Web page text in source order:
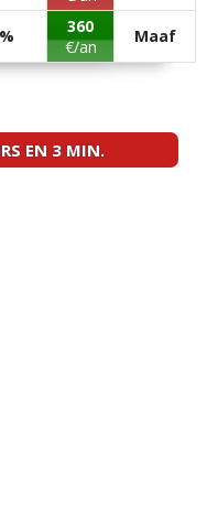
360
€/an
Maaf
EN 3 MIN.